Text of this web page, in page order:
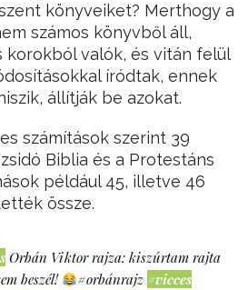
könyveiket? Merthogy a
számos könyvből áll,
korokból valók, és vitán felül
íródtak, ennek
állítják be azokat.
számítások szerint 39
Biblia és a Protestáns
például 45, illetve 46
össze.
Orbán Viktor rajza: kiszúrtam rajta
beszél!
#orbánrajz #vicces